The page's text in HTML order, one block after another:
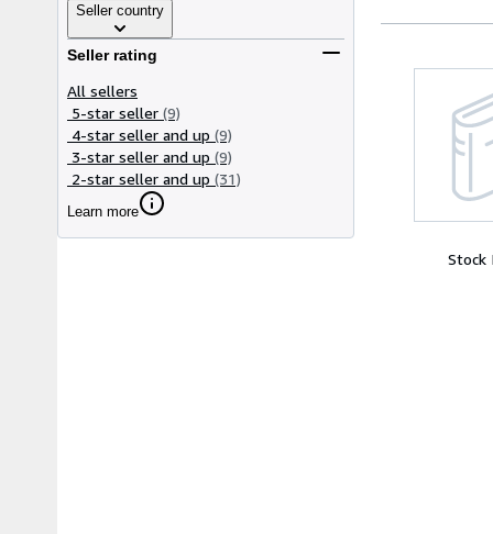
Seller country
Seller rating
All sellers
5-star seller (9)
4-star seller and up (9)
3-star seller and up (9)
2-star seller and up (31)
Learn more
Stock